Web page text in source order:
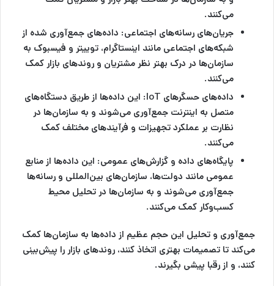
می‌کنند.
جریان‌های رسانه‌های اجتماعی: داده‌های جمع‌آوری شده از
شبکه‌های اجتماعی مانند اینستاگرام، توییتر و فیسبوک به
سازمان‌ها در درک بهتر نظر مشتریان و روندهای بازار کمک
می‌کنند.
داده‌های حسگرهای IoT:
این داده‌ها از طریق دستگاه‌های
متصل به اینترنت جمع‌آوری می‌شوند و به سازمان‌ها در
نظارت بر عملکرد تجهیزات و فرآیندهای مختلف کمک
می‌کنند.
پایگاه‌های داده و گزارش‌های عمومی: این داده‌ها از منابع
عمومی مانند دولت‌ها، سازمان‌های بین‌المللی و رسانه‌ها
جمع‌آوری می‌شوند و به سازمان‌ها در تحلیل محیط
کسب‌وکار کمک می‌کنند.
جمع‌آوری و تحلیل این حجم عظیم از داده‌ها به سازمان‌ها کمک
می‌کند تا تصمیمات بهتری اتخاذ کنند، روندهای بازار را پیش‌بینی
کنند، و از رقبا پیشی بگیرند.